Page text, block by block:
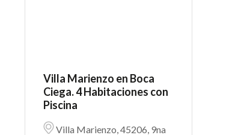
Villa Marienzo en Boca
Ciega. 4 Habitaciones con
Piscina
Villa Marienzo, 45206, 9na